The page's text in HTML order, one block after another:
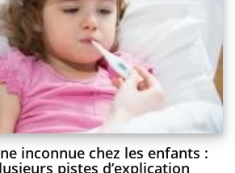
inconnue chez les enfants :
pistes d’explication